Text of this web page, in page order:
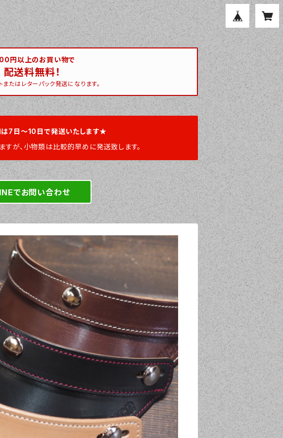
円以上のお買い物で
配送料無料！
たはレターパック発送になります。
7日～10日で発送いたします★
が、小物類は比較的早めに発送致します。
でお問い合わせ